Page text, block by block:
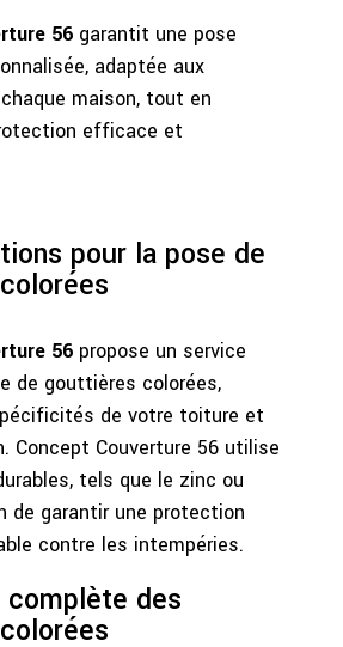
56garantit une pose
adaptée aux
maison, tout en
efficace et
pour la pose de
56propose un service
de gouttières colorées,
de votre toiture et
Concept Couverture 56 utilise
tels que le zinc ou
de garantir une protection
contre les intempéries.
des